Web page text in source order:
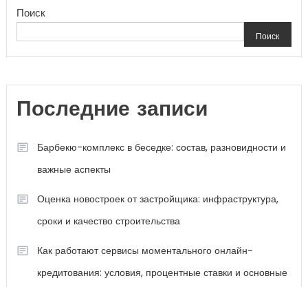
Поиск
Поиск
Последние записи
Барбекю-комплекс в беседке: состав, разновидности и
важные аспекты
Оценка новостроек от застройщика: инфраструктура,
сроки и качество строительства
Как работают сервисы моментального онлайн-
кредитования: условия, процентные ставки и основные